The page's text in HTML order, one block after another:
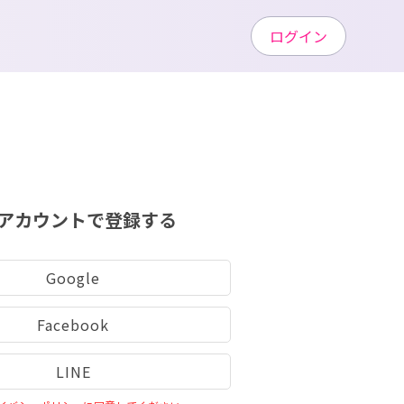
カウントで登録する
Google
Facebook
LINE
ログイン